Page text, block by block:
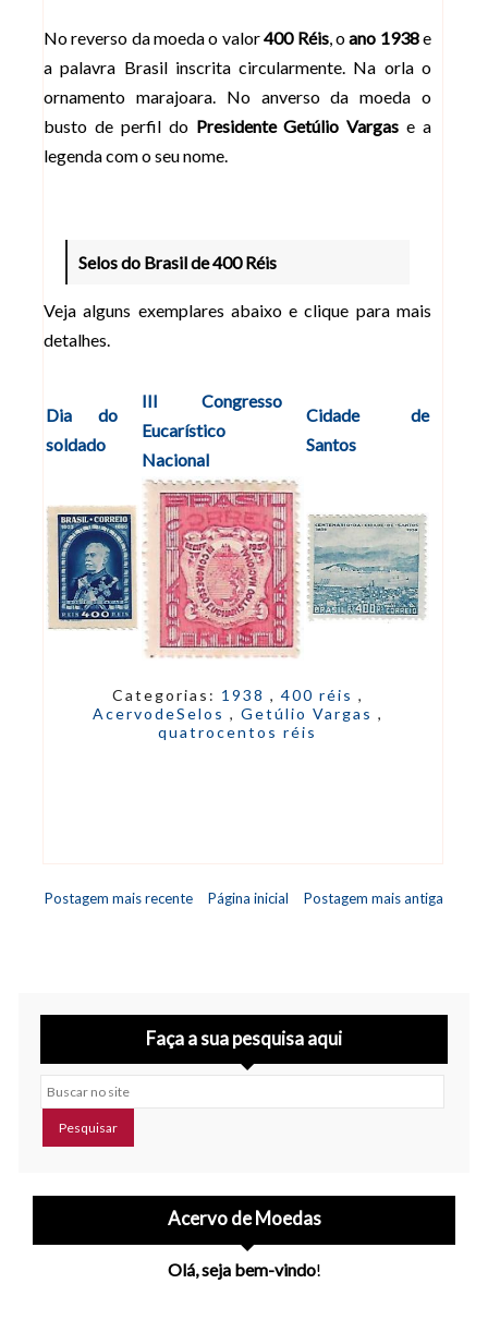
No reverso da moeda o valor400 Réis, oano 1938e
a palavra Brasil inscrita circularmente. Na orla o
ornamento marajoara. No anverso da moeda o
busto de perfil do Presidente Getúlio Vargas e a
legenda com o seu nome.
Selos do Brasil de 400 Réis
Veja alguns exemplares abaixo e clique para mais
detalhes.
Dia do
soldado
III Congresso
Eucarístico
Nacional
Cidade de
Santos
Categorias: 1938 , 400 réis ,
AcervodeSelos , Getúlio Vargas ,
quatrocentos réis
Postagem mais recente Postagem mais antiga
Página inicial
Faça a sua pesquisa aqui
Buscar no site
Acervo de Moedas
Olá, seja bem-vindo!